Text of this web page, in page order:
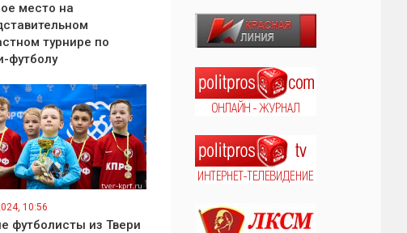
место на
турнире по
футболу
10:56
футболисты из Твери